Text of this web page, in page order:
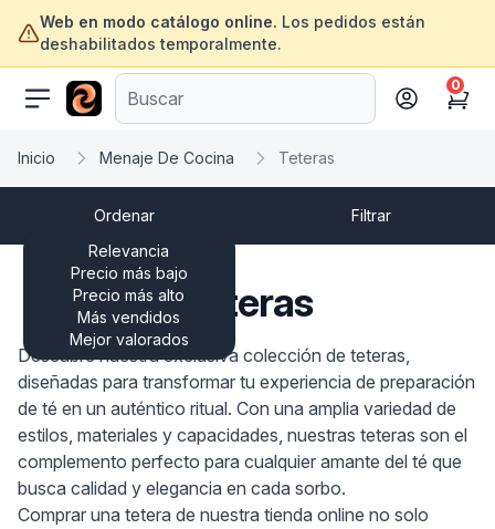
Web en modo catálogo online. Los pedidos están
deshabilitados temporalmente.
ofertasinformatica.com
Cart
0
Inicio Menaje De Cocina Teteras
Ordenar
Relevancia
Precio más bajo
Precio más alto
Más vendidos
Mejor valorados
Filtrar
Teteras
Descubre nuestra exclusiva colección de teteras,
diseñadas para transformar tu experiencia de preparación
de té en un auténtico ritual. Con una amplia variedad de
estilos, materiales y capacidades, nuestras teteras son el
complemento perfecto para cualquier amante del té que
busca calidad y elegancia en cada sorbo.
Comprar una tetera de nuestra tienda online no solo